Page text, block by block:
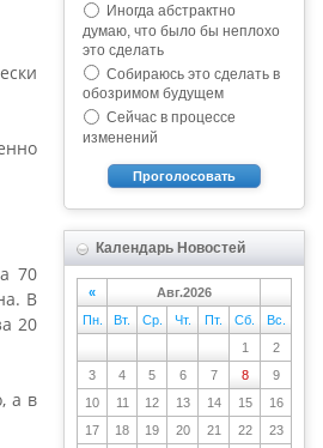
70
В
20
а в
Иногда абстрактно
думаю, что было бы неплохо
это сделать
Собираюсь это сделать в
обозримом будущем
Сейчас в процессе
изменений
Проголосовать
Календарь Новостей
«
Авг.2026
Пн.
Вт. Ср. Чт. Пт. Сб.
Вс.
1
2
3
4 5 6 7 8
9
10
11 12 13 14 15
16
17
18 19 20 21 22
23